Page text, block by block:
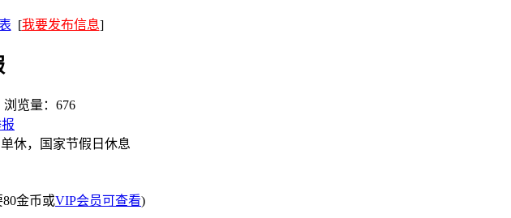
[我要发布信息]
览量：676
休，国家节假日休息
金币或VIP会员可查看)